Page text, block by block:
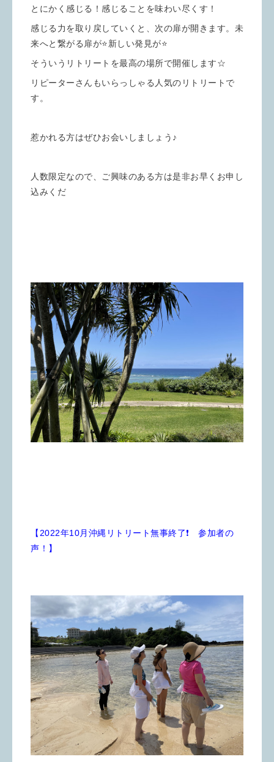
とにかく感じる！感じることを味わい尽くす！
感じる力を取り戻していくと、次の扉が開きます。未
来へと繋がる扉が⭐️新しい発見が⭐️
そういうリトリートを最高の場所で開催します☆
リピーターさんもいらっしゃる人気のリトリートで
す。
惹かれる方はぜひお会いしましょう♪
人数限定なので、ご興味のある方は是非お早くお申し
込みくだ
【2022年10月沖縄リトリート無事終了❗️ 参加者の
声！】